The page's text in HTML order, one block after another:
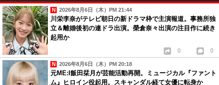
2026年8月6日（木）PM 21:44
川栄李奈がテレビ朝日の新ドラマ枠で主演報道。事務所独
立＆離婚後初の連ドラ出演。榮倉奈々出演の注目作に続き
起用か
0 0
2026年8月6日（木）PM 20:18
元ME:I飯田栞月が芸能活動再開。ミュージカル『ファント
ム』ヒロイン役起用。スキャンダル経て女優に転身か